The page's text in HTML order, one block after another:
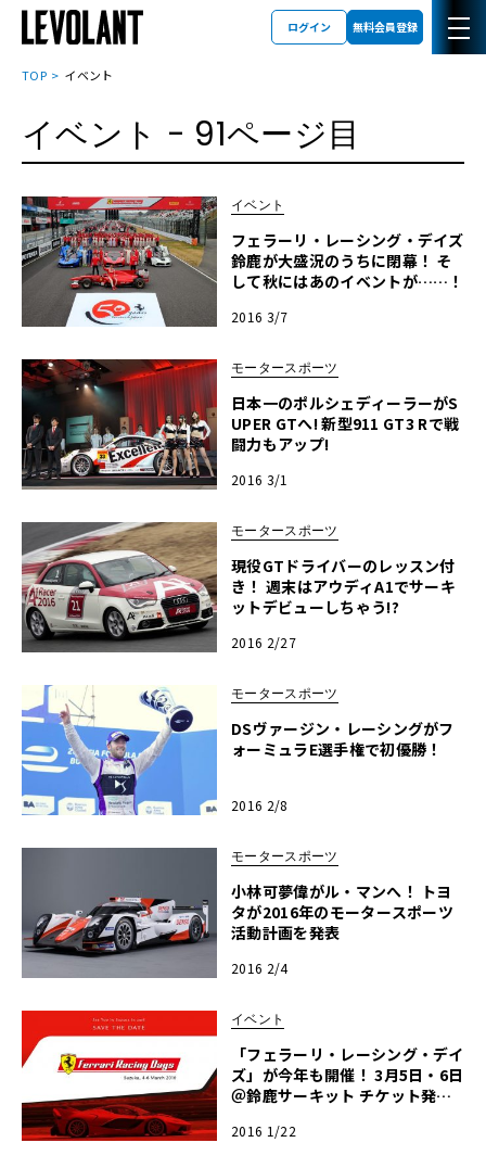
ログイン 無料会員登録
TOP イベント
イベント - 91ページ目
イベント
フェラーリ・レーシング・デイズ
鈴鹿が大盛況のうちに閉幕！ そ
して秋にはあのイベントが……！
2016 3/7
モータースポーツ
日本一のポルシェディーラーがS
UPER GTへ! 新型911 GT3 Rで戦
闘力もアップ!
2016 3/1
モータースポーツ
現役GTドライバーのレッスン付
き！ 週末はアウディA1でサーキ
ットデビューしちゃう!?
2016 2/27
モータースポーツ
DSヴァージン・レーシングがフ
ォーミュラE選手権で初優勝！
2016 2/8
モータースポーツ
小林可夢偉がル・マンへ！ トヨ
タが2016年のモータースポーツ
活動計画を発表
2016 2/4
イベント
「フェラーリ・レーシング・デイ
ズ」が今年も開催！ 3月5日・6日
＠鈴鹿サーキット チケット発売
2016 1/22